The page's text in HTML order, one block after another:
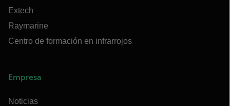
Extech
Raymarine
Centro de formación en infrarrojos
Empresa
Noticias